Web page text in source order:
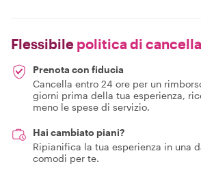
Flessibile politica di
Prenota con fiducia
Cancella entro 24 ore per un
giorni prima della tua esperienza,
meno le spese di servizio.
Hai cambiato piani?
Ripianifica la tua esperienza in una
comodi per te.